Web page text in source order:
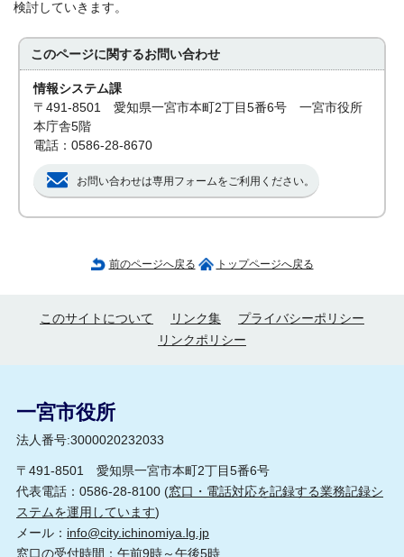
検討していきます。
このページに関するお問い合わせ
情報システム課
〒491-8501 愛知県一宮市本町2丁目5番6号 一宮市役所
本庁舎5階
電話：0586-28-8670
お問い合わせは専用フォームをご利用ください。
前のページへ戻る トップページへ戻る
このサイトについて リンク集
プライバシーポリシー
リンクポリシー
一宮市役所
法人番号:3000020232033
〒491-8501 愛知県一宮市本町2丁目5番6号
代表電話：0586-28-8100 (窓口・電話対応を記録する業務記録シ
ステムを運用しています)
メール： info@city.ichinomiya.lg.jp
窓口の受付時間：午前9時～午後5時